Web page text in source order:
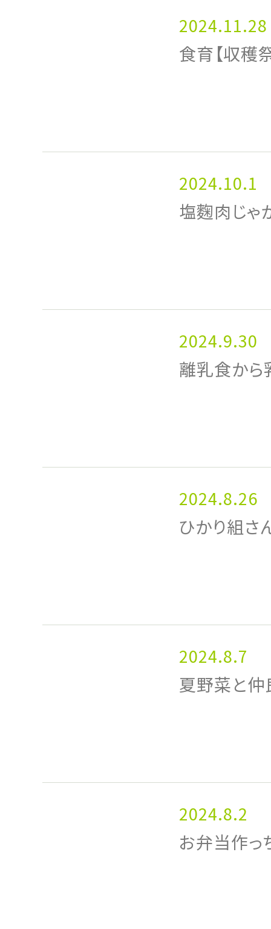
2024.11.28
食育【収穫
2024.10.1
塩麴肉じゃ
2024.9.30
離乳食から
2024.8.26
ひかり組さ
2024.8.7
夏野菜と
2024.8.2
お弁当作